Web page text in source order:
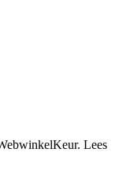
. Lees